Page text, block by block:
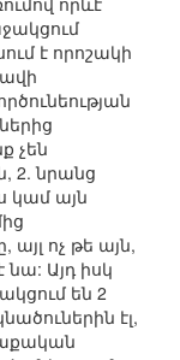
է որոշակի
չեն
2. նրանց
կամ այն
ոչ թե այն,
նա: Այդ իսկ
են 2
էլ,